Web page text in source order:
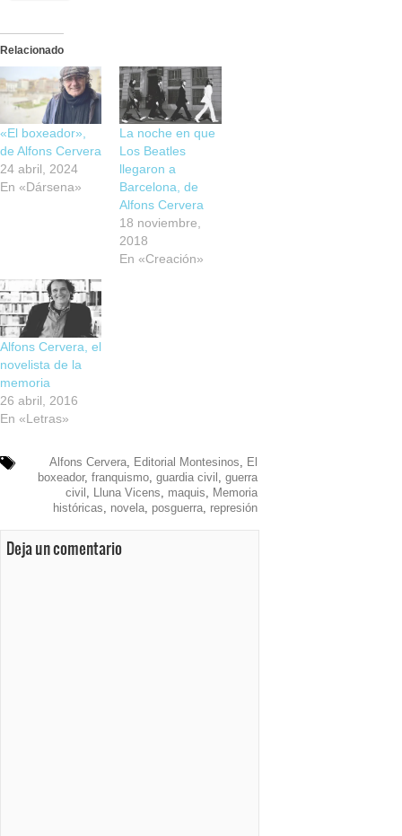
Relacionado
«El boxeador»,
de Alfons Cervera
24 abril, 2024
En «Dársena»
La noche en que
Los Beatles
llegaron a
Barcelona, de
Alfons Cervera
18 noviembre,
2018
En «Creación»
Alfons Cervera, el
novelista de la
memoria
26 abril, 2016
En «Letras»
Alfons Cervera, Editorial Montesinos, El
boxeador, franquismo, guardia civil , guerra
civil , Lluna Vicens, maquis, Memoria
históricas, novela, posguerra, represión
Deja un comentario